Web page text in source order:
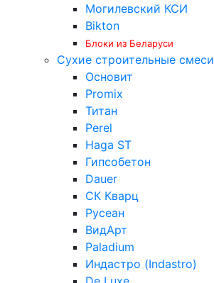
Могилевский КСИ
Bikton
Блоки из Беларуси
Сухие строительные смеси
Основит
Promix
Титан
Perel
Haga ST
Гипсобетон
Dauer
СК Кварц
Русеан
ВидАрт
Paladium
Индастро (Indastro)